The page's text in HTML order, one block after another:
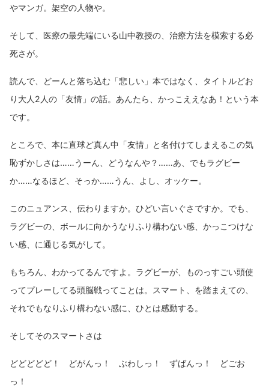
やマンガ。架空の人物や。
そして、医療の最先端にいる山中教授の、治療方法を模索する必
死さが。
読んで、どーんと落ち込む「悲しい」本ではなく、タイトルどお
り大人2人の「友情」の話。あんたら、かっこええなあ！という本
です。
ところで、本に直球ど真ん中「友情」と名付けてしまえるこの気
恥ずかしさは……うーん、どうなんや？……あ、でもラグビー
か……なるほど、そっか……うん、よし、オッケー。
このニュアンス、伝わりますか。ひどい言いぐさですか。でも、
ラグビーの、ボールに向かうなりふり構わない感、かっこつけな
い感、に通じる気がして。
もちろん、わかってるんですよ。ラグビーが、ものっすごい頭使
ってプレーしてる頭脳戦ってことは。スマート、を踏まえての、
それでもなりふり構わない感に、ひとは感動する。
そしてそのスマートさは
どどどどど！ どがんっ！ ぶわしっ！ ずばんっ！ どごお
っ！